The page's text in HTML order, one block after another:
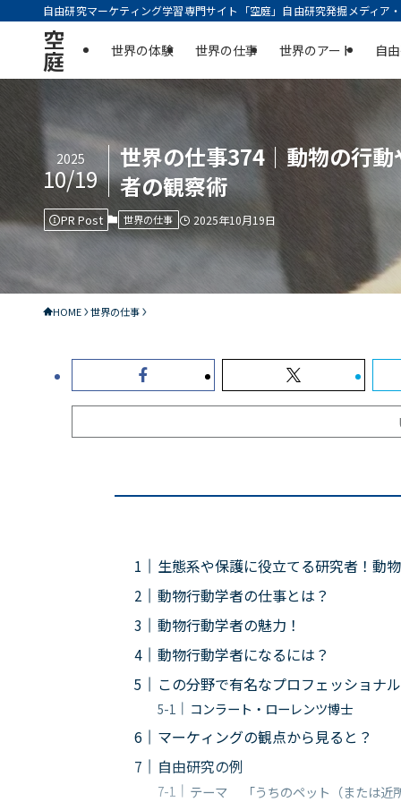
自由研究マーケティング学習専門サイト「空庭」自由研究発掘メディア
空
庭 世界の体験 世界の仕事 世界のアート 自
世界の仕事374｜動物の行
者の観察術
2025
10/19
PR Post 世界の仕事 2025年10月19日
HOME 世界の仕事
生態系や保護に役立てる研究者！動
動物行動学者の仕事とは？
動物行動学者の魅力！
動物行動学者になるには？
この分野で有名なプロフェッショナル
コンラート・ローレンツ博士
マーケィングの観点から見ると？
自由研究の例
テーマ 「うちのペット（または近